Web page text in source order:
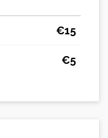
€15
€5